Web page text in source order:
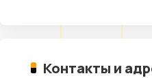
Контакты и